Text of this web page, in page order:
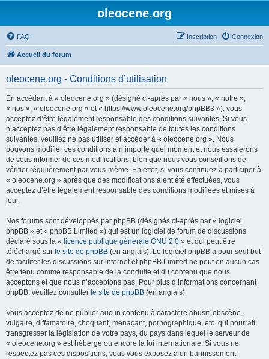
oleocene.org
FAQ Connexion
Inscription
Accueil du forum
oleocene.org - Conditions d’utilisation
En accédant à « oleocene.org » (désigné ci-après par « nous », « notre »,
« nos », « oleocene.org » et « https://www.oleocene.org/phpBB3 »), vous
acceptez d’être légalement responsable des conditions suivantes. Si vous
n’acceptez pas d’être légalement responsable de toutes les conditions
suivantes, veuillez ne pas utiliser et accéder à « oleocene.org ». Nous
pouvons modifier ces conditions à n’importe quel moment et nous essaierons
de vous informer de ces modifications, bien que nous vous conseillons de
vérifier régulièrement par vous-même. En effet, si vous continuez à participer à
« oleocene.org » après que des modifications aient été effectuées, vous
acceptez d’être légalement responsable des conditions modifiées et mises à
jour.
Nos forums sont développés par phpBB (désignés ci-après par « logiciel
phpBB » et « phpBB Limited ») qui est un logiciel de forum de discussions
déclaré sous la « licence publique générale GNU 2.0 » et qui peut être
téléchargé sur le site de phpBB (en anglais). Le logiciel phpBB a pour seul but
de faciliter les discussions sur internet et phpBB Limited ne peut en aucun cas
être tenu comme responsable de la conduite et du contenu que nous
acceptons et que nous n’acceptons pas. Pour plus d’informations concernant
phpBB, veuillez consulter le site de phpBB (en anglais).
Vous acceptez de ne publier aucun contenu à caractère abusif, obscène,
vulgaire, diffamatoire, choquant, menaçant, pornographique, etc. qui pourrait
transgresser la législation de votre pays, du pays dans lequel le serveur de
« oleocene.org » est hébergé ou encore la loi internationale. Si vous ne
respectez pas ces dispositions, vous vous exposez à un bannissement